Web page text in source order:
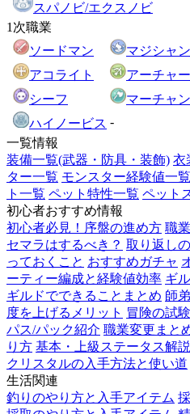
スパノビ/エクスノビ
1次職業
ソードマン
マジシャン
アコライト
アーチャー
シーフ
マーチャ
ハイノービス -
一覧情報
装備一覧(武器・防具・装飾) 衣
ター一覧 モンスター経験値一覧
ト一覧 ペット特性一覧 ペット
初心者おすすめ情報
初心者必見！序盤の進め方 職
セマラはするべき？ 取り返し
っておくこと おすすめガチャ
ーティー編成と経験値効率 ギ
ギルドでできることまとめ 師
度を上げるメリット 冒険の試
パス/パック紹介 職業変更まと
り方 基本・上級ステータス解説
クリスタルの入手方法と使い道
生活関連
釣りのやり方と入手アイテム